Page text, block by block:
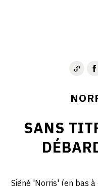
SANS
Signé 'Norris' (en bas